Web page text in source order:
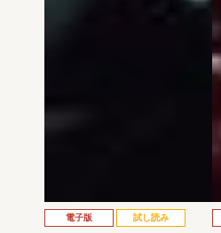
電子版 試し読み